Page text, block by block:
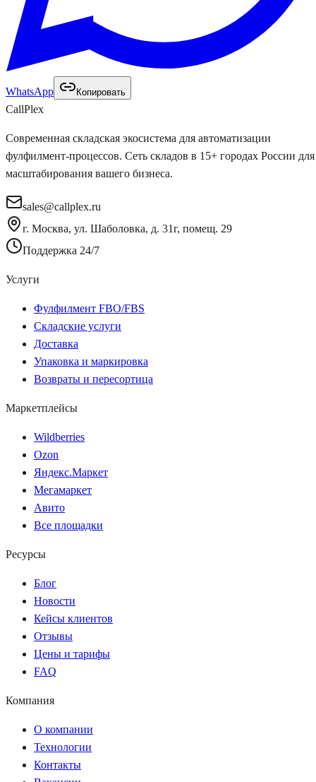
WhatsApp Копировать
CallPlex
Современная складская экосистема для автоматизации
фулфилмент-процессов. Сеть складов в 15+ городах России для
масштабирования вашего бизнеса.
sales@callplex.ru
г. Москва, ул. Шаболовка, д. 31г, помещ. 29
Поддержка 24/7
Услуги
Фулфилмент FBO/FBS
Складские услуги
Доставка
Упаковка и маркировка
Возвраты и пересортица
Маркетплейсы
Wildberries
Ozon
Яндекс.Маркет
Мегамаркет
Авито
Все площадки
Ресурсы
Блог
Новости
Кейсы клиентов
Отзывы
Цены и тарифы
FAQ
Компания
О компании
Технологии
Контакты